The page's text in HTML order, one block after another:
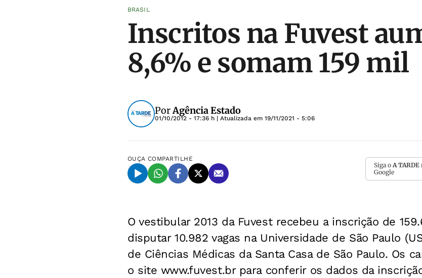
BRASIL
Inscritos na Fuvest
8,6% e somam 159 mil
PorAgência Estado
01/10/2012 - 17:36 h | Atualizada em 19/11/2021 - 5:06
OUÇA COMPARTILHE
Siga o A TARDE
Google
O vestibular 2013 da Fuvest recebeu a inscrição de
disputar 10.982 vagas na Universidade de São Paulo
de Ciências Médicas da Santa Casa de São Paulo. Os
o site www.fuvest.br para conferir os dados da